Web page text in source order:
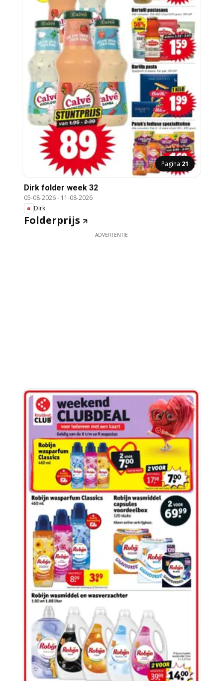
Pagina 21
Dirk folder week 32
05-08-2026- 11-08-2026
Dirk
Folderprijs
ADVERTENTIE